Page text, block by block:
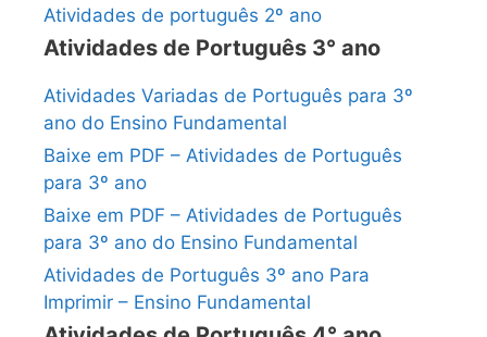
Atividades de português 2º ano
Atividades de Português 3° ano
Atividades Variadas de Português para 3º
ano do Ensino Fundamental
Baixe em PDF – Atividades de Português
para 3º ano
Baixe em PDF – Atividades de Português
para 3º ano do Ensino Fundamental
Atividades de Português 3º ano Para
Imprimir – Ensino Fundamental